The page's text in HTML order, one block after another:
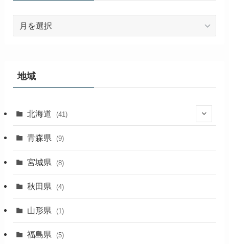
ブ
地域
北海道 (41)
(27)
(2)
(1)
青森県 (9)
宮城県 (8)
秋田県 (4)
山形県 (1)
福島県 (5)